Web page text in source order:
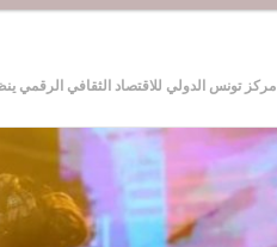
مركز تونس الدولي للاقتصاد الثقافي الرقمي